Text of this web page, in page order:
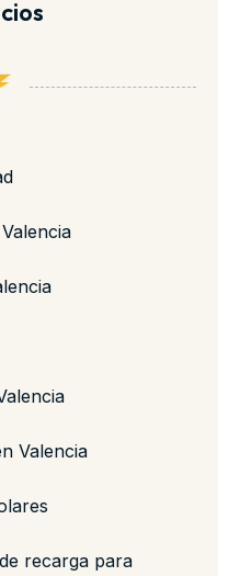
Valencia
recarga para